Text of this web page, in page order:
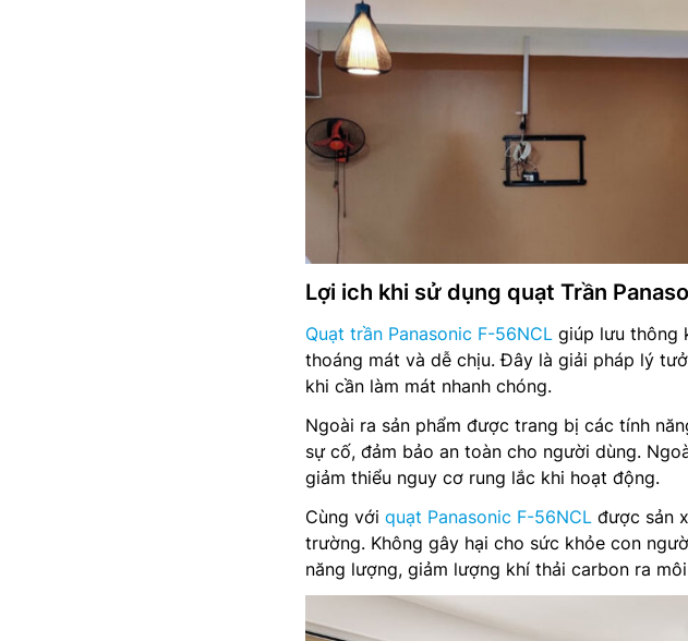
Lợi ich khi sử dụng quạt Trần
Quạt trần Panasonic F-56NCL giúp lưu thông
thoáng mát và dễ chịu. Đây là giải pháp lý
khi cần làm mát nhanh chóng.
Ngoài ra sản phẩm được trang bị các tính
sự cố, đảm bảo an toàn cho người dùng.
giảm thiểu nguy cơ rung lắc khi hoạt động.
Cùng với quạt Panasonic F-56NCL được sản
trường. Không gây hại cho sức khỏe con
năng lượng, giảm lượng khí thải carbon ra